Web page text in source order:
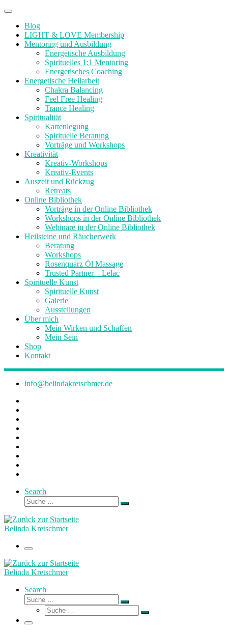
Zum
springen
Menü
Blog
LIGHT & LOVE Membership
Mentoring und Ausbildung
Energetische Ausbildung
Spirituelles 1:1 Mentoring
Energetisches Coaching
Energetische Heilarbeit
Chakra Balancing
Feel Free Healing
Trance Healing
Spiritualität
Kartenlegung
Spirituelle Beratung
Vorträge und Workshops
Kreativität
Kreativ-Workshops
Kreativ-Events
Auszeit und Rückzug
Retreats
Online Bibliothek
Vorträge in der Online Bibliothek
Workshops in der Online Bibliothek
Webinare in der Online Bibliothek
Heilsteine und Räucherwerk
Beratung
Workshops
Rosenquarz Öl Massage
Trusted Partner – Lelac
Spirituelle Kunst
Spirituelle Kunst
Galerie
Ausstellungen
Über mich
Mein Wirken und Schaffen
Mein Sein
Shop
Kontakt
info@belindakretschmer.de
Search
Suche
Suche
Belinda Kretschmer
Menü
Belinda Kretschmer
Search
Suche
Suche
Suche
Suche
Menü